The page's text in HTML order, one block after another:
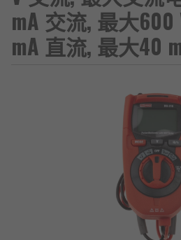
mA 交流, 最大
mA 直流, 最大40